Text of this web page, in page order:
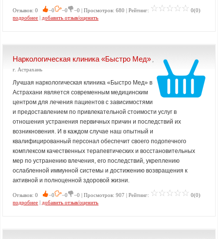
Отзывов: 0 −0 −0 −0 | Просмотров: 680 | Рейтинг:
0(0)
подробнее | добавить отзыв/оценить
Наркологическая клиника «Быстро Мед»
г. Астрахань
Лучшая наркологическая клиника «Быстро Мед» в
Астрахани является современным медицинским
центром для лечения пациентов с зависимостями
и предоставлением по привлекательной стоимости услуг в
отношения устранения первичных причин и последствий их
возникновения. И в каждом случае наш опытный и
квалифицированный персонал обеспечит своего подопечного
комплексом качественных терапевтических и восстановительных
мер по устранению влечения, его последствий, укреплению
ослабленной иммунной системы и достижению возвращения к
активной и полноценной здоровой жизни.
Отзывов: 0 −0 −0 −0 | Просмотров: 907 | Рейтинг:
0(0)
подробнее | добавить отзыв/оценить